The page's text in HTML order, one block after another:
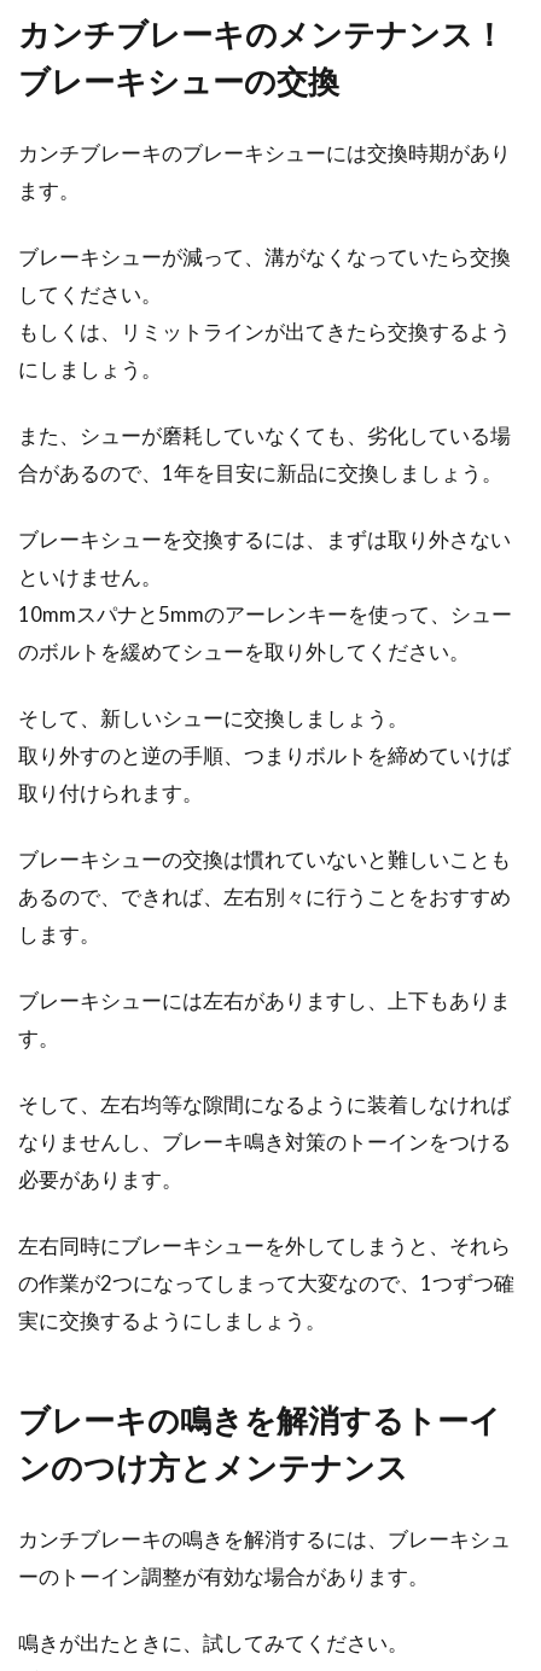
カンチブレーキのメンテナンス！
ブレーキシューの交換
カンチブレーキのブレーキシューには交換時期があり
ます。
ブレーキシューが減って、溝がなくなっていたら交換
してください。
もしくは、リミットラインが出てきたら交換するよう
にしましょう。
また、シューが磨耗していなくても、劣化している場
合があるので、1年を目安に新品に交換しましょう。
ブレーキシューを交換するには、まずは取り外さない
といけません。
10mmスパナと5mmのアーレンキーを使って、シュー
のボルトを緩めてシューを取り外してください。
そして、新しいシューに交換しましょう。
取り外すのと逆の手順、つまりボルトを締めていけば
取り付けられます。
ブレーキシューの交換は慣れていないと難しいことも
あるので、できれば、左右別々に行うことをおすすめ
します。
ブレーキシューには左右がありますし、上下もありま
す。
そして、左右均等な隙間になるように装着しなければ
なりませんし、ブレーキ鳴き対策のトーインをつける
必要があります。
左右同時にブレーキシューを外してしまうと、それら
の作業が2つになってしまって大変なので、1つずつ確
実に交換するようにしましょう。
ブレーキの鳴きを解消するトーイ
ンのつけ方とメンテナンス
カンチブレーキの鳴きを解消するには、ブレーキシュ
ーのトーイン調整が有効な場合があります。
鳴きが出たときに、試してみてください。